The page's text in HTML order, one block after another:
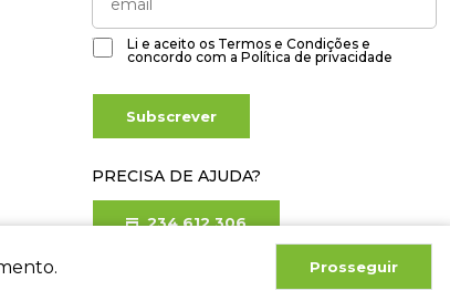
Prosseguir
Li e aceito os Termos e Condições e
concordo com a Política de privacidade
Subscrever
PRECISA DE AJUDA?
234 612 306